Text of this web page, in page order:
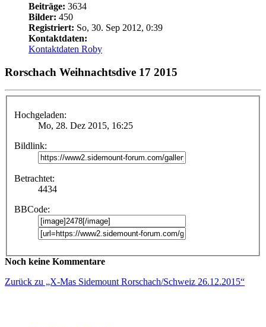
Beiträge: 3634
Bilder: 450
Registriert: So, 30. Sep 2012, 0:39
Kontaktdaten:
Kontaktdaten Roby
Rorschach Weihnachtsdive 17 2015
Hochgeladen:
Mo, 28. Dez 2015, 16:25
Bildlink:
Betrachtet:
4434
BBCode:
Noch keine Kommentare
Zurück zu „X-Mas Sidemount Rorschach/Schweiz 26.12.2015“